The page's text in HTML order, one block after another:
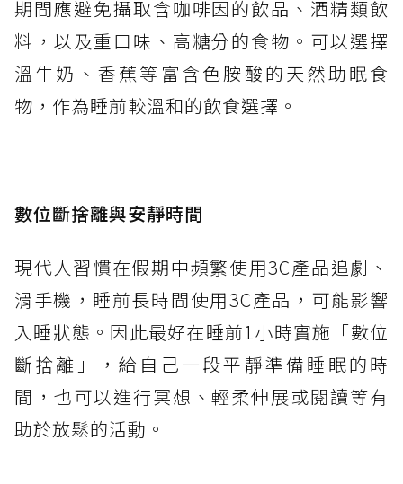
期間應避免攝取含咖啡因的飲品、酒精類飲
料，以及重口味、高糖分的食物。可以選擇
溫牛奶、香蕉等富含色胺酸的天然助眠食
物，作為睡前較溫和的飲食選擇。
數位斷捨離與安靜時間
現代人習慣在假期中頻繁使用3C產品追劇、
滑手機，睡前長時間使用3C產品，可能影響
入睡狀態。因此最好在睡前1小時實施「數位
斷捨離」，給自己一段平靜準備睡眠的時
間，也可以進行冥想、輕柔伸展或閱讀等有
助於放鬆的活動。